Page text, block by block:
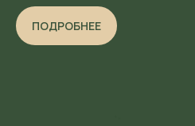
ПОДРОБНЕЕ